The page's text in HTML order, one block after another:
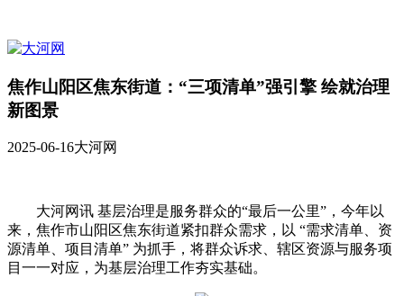
焦作山阳区焦东街道：“三项清单”强引擎 绘就治理
新图景
2025-06-16大河网
大河网讯 基层治理是服务群众的“最后一公里”，今年以
来，焦作市山阳区焦东街道紧扣群众需求，以 “需求清单、资
源清单、项目清单” 为抓手，将群众诉求、辖区资源与服务项
目一一对应，为基层治理工作夯实基础。